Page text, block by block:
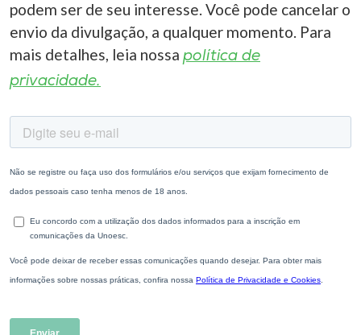
podem ser de seu interesse. Você pode cancelar o
envio da divulgação, a qualquer momento. Para
mais detalhes, leia nossa política de
privacidade.